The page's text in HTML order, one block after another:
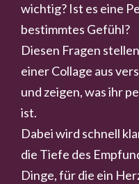
wichtig? Ist es eine
bestimmtes Gefühl?
Diesen Fragen
einer Collage aus
und zeigen, was ihr
ist.
Dabei wird schnell
die Tiefe des
Dinge, für die ein